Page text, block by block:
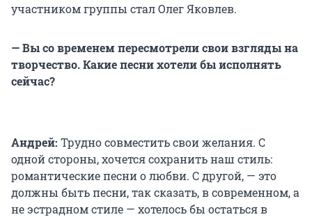
участником группы стал Олег Яковлев.
— Вы со временем пересмотрели свои взгляды на
творчество. Какие песни хотели бы исполнять
сейчас?
Андрей: Трудно совместить свои желания. С
одной стороны, хочется сохранить наш стиль:
романтические песни о любви. С другой, — это
должны быть песни, так сказать, в современном, а
не эстрадном стиле — хотелось бы остаться в